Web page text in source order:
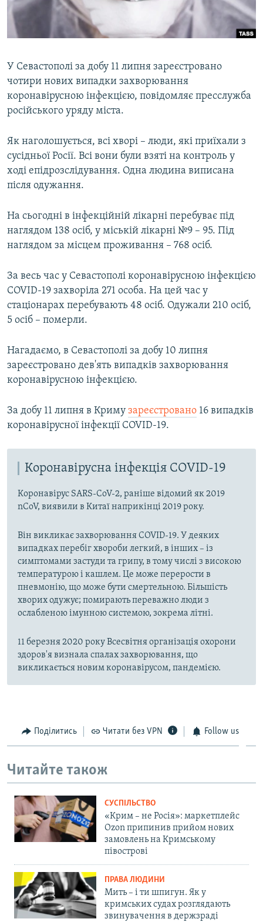
ВІДЕОУРОКИ «ELIFBE»
СВІДЧЕННЯ ОКУПАЦІЇ
Русский
Qırımtatar
У Севастополі за добу 11 липня зареєстровано
чотири нових випадки захворювання
коронавірусною інфекцією, повідомляє пресслужба
російського уряду міста.
Як наголошується, всі хворі – люди, які приїхали з
сусідньої Росії. Всі вони були взяті на контроль у
ході епідрозслідування. Одна людина виписана
після одужання.
На сьогодні в інфекційній лікарні перебуває під
наглядом 138 осіб, у міській лікарні №9 – 95. Під
наглядом за місцем проживання – 768 осіб.
За весь час у Севастополі коронавірусною інфекцією
COVID-19 захворіла 271 особа. На цей час у
стаціонарах перебувають 48 осіб. Одужали 210 осіб,
5 осіб – померли.
Нагадаємо, в Севастополі за добу 10 липня
зареєстровано дев'ять випадків захворювання
коронавірусною інфекцією.
За добу 11 липня в Криму зареєстровано 16 випадків
коронавірусної інфекції COVID-19.
Коронавірусна інфекція COVID-19
Коронавірус SARS-CoV-2, раніше відомий як 2019
nCoV, виявили в Китаї наприкінці 2019 року.
Він викликає захворювання COVID-19. У деяких
випадках перебіг хвороби легкий, в інших – із
симптомами застуди та грипу, в тому числі з високою
температурою і кашлем. Це може перерости в
пневмонію, що може бути смертельною. Більшість
хворих одужує; помирають переважно люди з
ослабленою імунною системою, зокрема літні.
11 березня 2020 року Всесвітня організація охорони
здоров'я визнала спалах захворювання, що
викликається новим коронавірусом, пандемією.
Поділитись Читати без VPN Follow us
Читайте також
СУСПІЛЬСТВО
«Крим – не Росія»: маркетплейс
Ozon припинив прийом нових
замовлень на Кримському
півострові
ПРАВА ЛЮДИНИ
Мить – і ти шпигун. Як у
кримських судах розглядають
звинувачення в держзраді